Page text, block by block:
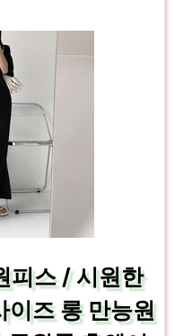
피스 / 시원한
이즈 롱 만능원